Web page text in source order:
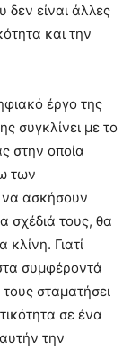
δεν είναι άλλες
και την
έργο της
συγκλίνει με το
στην οποία
των
ασκήσουν
σχέδιά τους, θα
Γιατί
συμφέροντά
σταματήσει
σε ένα
την